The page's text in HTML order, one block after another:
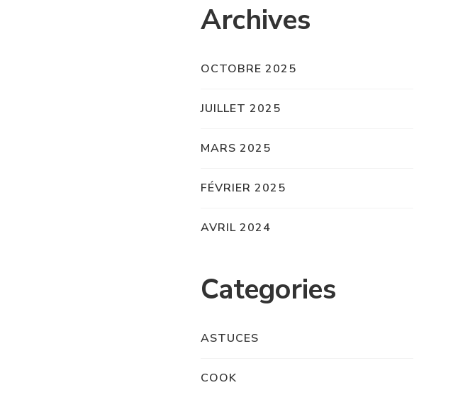
Archives
OCTOBRE 2025
JUILLET 2025
MARS 2025
FÉVRIER 2025
AVRIL 2024
Categories
ASTUCES
COOK